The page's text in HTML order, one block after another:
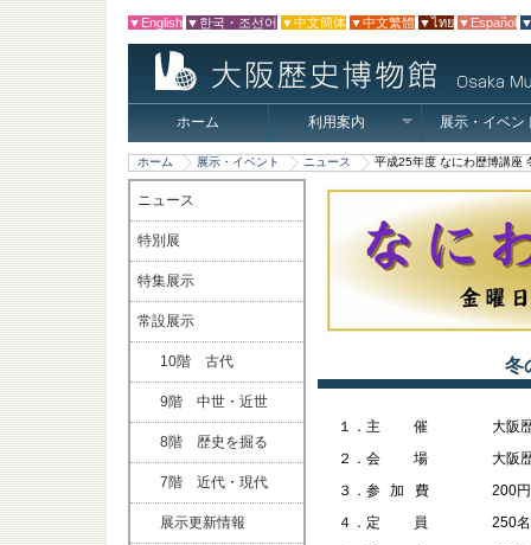
▼English ▼한국・조선어 ▼中文簡体 ▼中文繁體 ▼ไทย ▼Español
ホーム 利用案内 展示・イベン
ホーム 展示・イベント ニュース 平成25年度 なにわ歴博講座
ニュース
特別展
特集展示
常設展示
10階 古代
9階 中世・近世
8階 歴史を掘る
7階 近代・現代
展示更新情報
冬
１． 主催
大阪
２． 会場
大阪
３． 参加費
200円
４． 定員
250